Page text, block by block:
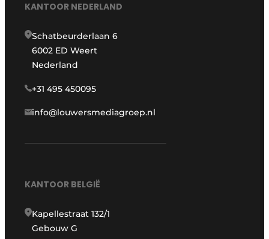
KANTOOR NEDERLAND
Schatbeurderlaan 6
6002 ED Weert
Nederland
+31 495 450095
info@louwersmediagroep.nl
KANTOOR BELGIË
Kapellestraat 132/1
Gebouw G